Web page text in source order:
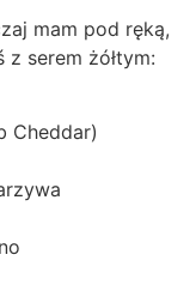
mam pod ręką,
serem żółtym:
Cheddar)